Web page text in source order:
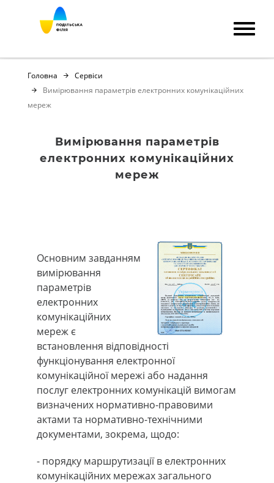
Головна
Сервіси
Вимірювання параметрів електронних комунікаційних
мереж
Вимірювання параметрів
електронних комунікаційних
мереж
Основним завданням
вимірювання
параметрів
електронних
комунікаційних
мереж є
встановлення відповідності
функціонування електронної
комунікаційної мережі або надання
послуг електронних комунікацій вимогам
визначених нормативно-правовими
актами та нормативно-технічними
документами, зокрема, щодо:
- порядку маршрутизації в електронних
комунікаційних мережах загального